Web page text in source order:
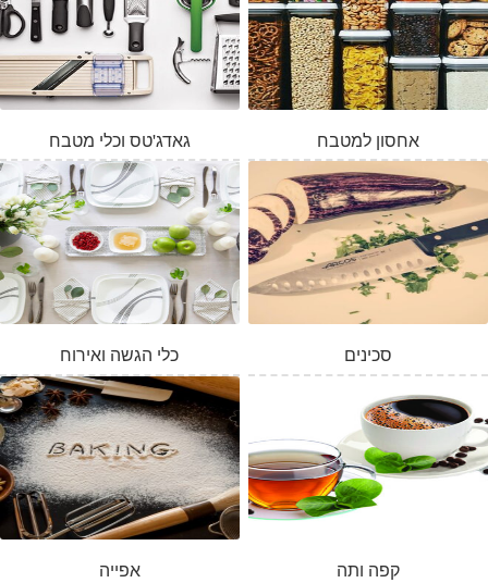
המלאי אזל
גאדג'טס וכלי מטבח אחסון למטבח
כלי הגשה ואירוח סכינים
אפייה קפה ותה